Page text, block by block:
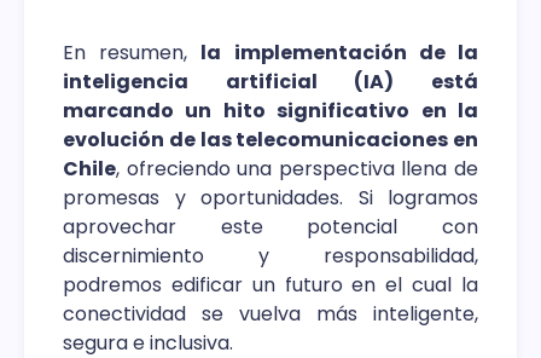
En resumen, la implementación de la
inteligencia artificial (IA) está
marcando un hito significativo en la
evolución de las telecomunicaciones en
Chile, ofreciendo una perspectiva llena de
promesas y oportunidades. Si logramos
aprovechar este potencial con
discernimiento y responsabilidad,
podremos edificar un futuro en el cual la
conectividad se vuelva más inteligente,
segura e inclusiva.